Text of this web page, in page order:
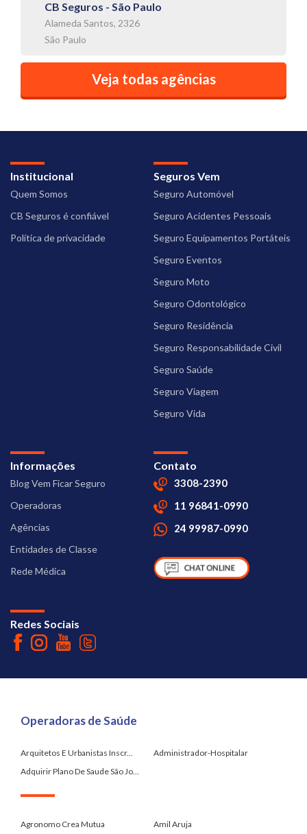
CB Seguros - São Paulo
Alameda Santos, 2326
São Paulo
Veja todas agências
Institucional
Quem Somos
CB Seguros é confiável
Política de privacidade
Seguros Vem
Seguro Automóvel
Seguro Acidentes Pessoais
Seguro Equipamentos Portáteis
Seguro Eventos
Seguro Moto
Seguro Odontológico
Seguro Residência
Seguro Responsabilidade Civil
Seguro Saúde
Seguro Viagem
Seguro Vida
Informações
Blog Vem Ficar Seguro
Operadoras
Agências
Entidades de Classe
Rede Médica
Contato
3308-2390
11 96841-0990
24 99987-0990
Redes Sociais
Operadoras de Saúde
Arquitetos E Urbanistas Inscr...
Administrador-Hospitalar
Adquirir Plano De Saude São Jo...
Agronomo Crea Mutua
Amil Aruja